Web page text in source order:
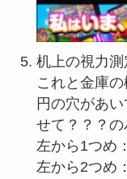
机上の視力測
これと金庫の
円の穴があ
せて？？？の
左から1つめ
左から2つめ